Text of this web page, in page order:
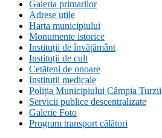
Galeria primarilor
Adrese utile
Harta municipiului
Monumente istorice
Instituții de învățământ
Instituții de cult
Cetățeni de onoare
Instituții medicale
Poliția Municipiului Câmpia Turzii
Servicii publice descentralizate
Galerie Foto
Program transport călători